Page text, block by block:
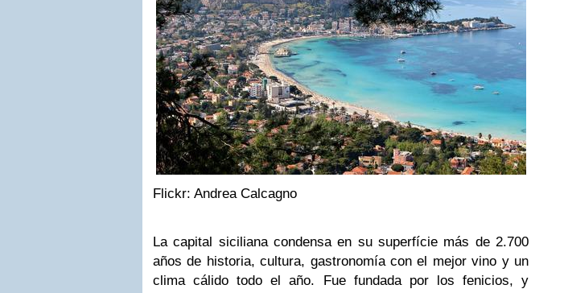
Flickr: Andrea Calcagno
La capital siciliana condensa en su superfície más de 2.700
años de historia, cultura, gastronomía con el mejor vino y un
clima cálido todo el año. Fue fundada por los fenicios, y